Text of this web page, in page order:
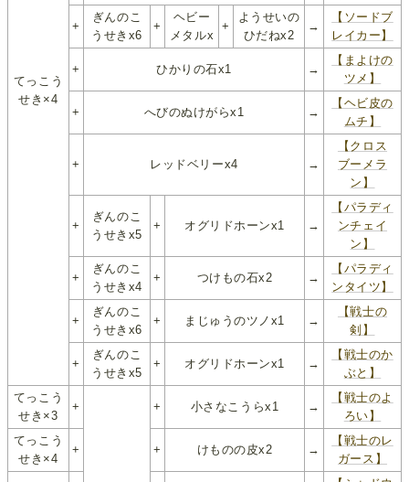
てっこう
せき×4
+
ぎんのこ
うせきx6
+
ヘビー
メタルx
+
ようせいの
ひだねx2
→
【ソードブ
レイカー】
+ ひかりの石x1 →
【まよけの
ツメ】
+ へびのぬけがらx1 →
【ヘビ皮の
ムチ】
+ レッドベリーx4 →
【クロス
ブーメラ
ン】
+
ぎんのこ
うせきx5
+ オグリドホーンx1 →
【パラディ
ンチェイ
ン】
+
ぎんのこ
うせきx4
+ つけもの石x2 →
【パラディ
ンタイツ】
+
ぎんのこ
うせきx6
+ まじゅうのツノx1 →
【戦士の
剣】
+
ぎんのこ
うせきx5
+ オグリドホーンx1 →
【戦士のか
ぶと】
てっこう
せき×3
+ + 小さなこうらx1 →
【戦士のよ
ろい】
てっこう
せき×4
+ + けものの皮x2 →
【戦士のレ
ガース】